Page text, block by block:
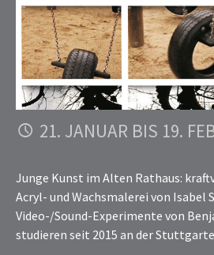
21. JANUAR BIS 19.
Junge Kunst im Alten Rathaus:
Acryl- und Wachsmalerei von Isabel
Video-/Sound-Experimente von
studieren seit 2015 an der